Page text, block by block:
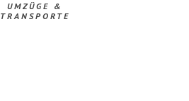
UMZÜGE &
TRANSPORTE